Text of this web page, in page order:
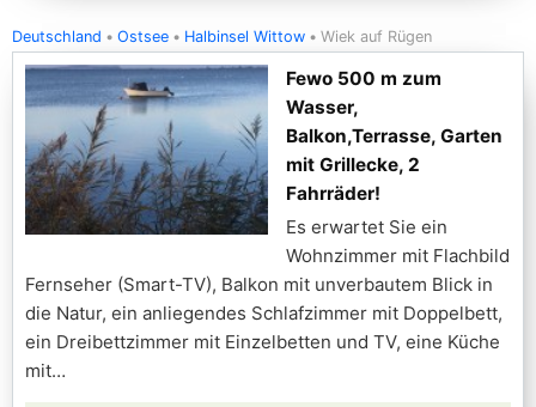
Deutschland Ostsee Halbinsel Wittow Wiek auf Rügen
Fewo 500 m zum
Wasser,
Balkon,Terrasse, Garten
mit Grillecke, 2
Fahrräder!
Es erwartet Sie ein
Wohnzimmer mit Flachbild
Fernseher (Smart-TV), Balkon mit unverbautem Blick in
die Natur, ein anliegendes Schlafzimmer mit Doppelbett,
ein Dreibettzimmer mit Einzelbetten und TV, eine Küche
mit